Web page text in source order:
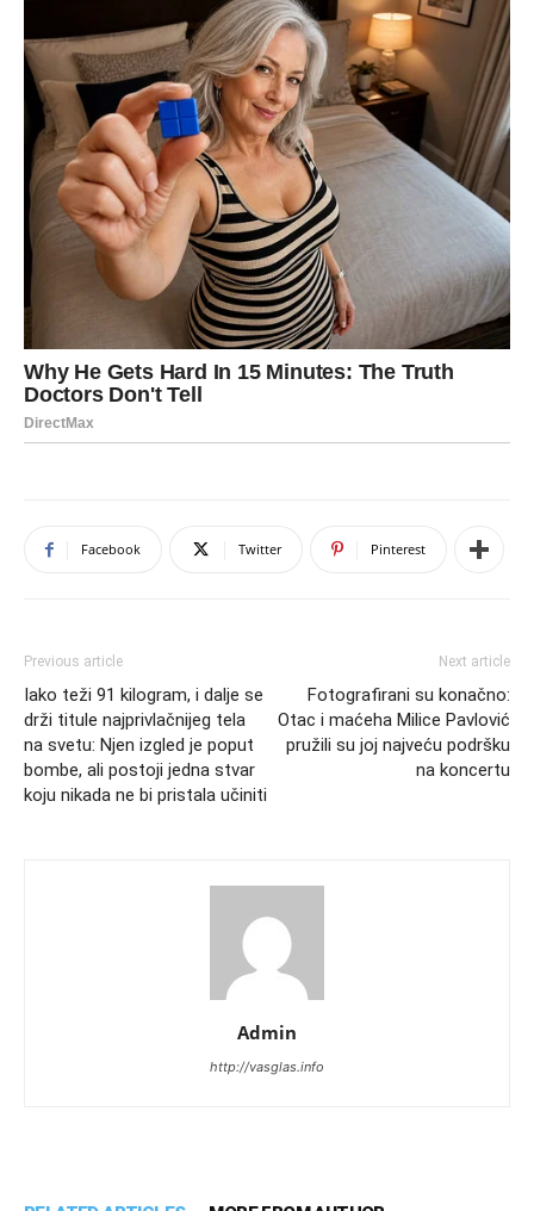
Facebook Twitter Pinterest
Previous article
Iako teži 91 kilogram, i dalje se
drži titule najprivlačnijeg tela
na svetu: Njen izgled je poput
bombe, ali postoji jedna stvar
koju nikada ne bi pristala učiniti
Next article
Fotografirani su konačno:
Otac i maćeha Milice Pavlović
pružili su joj najveću podršku
na koncertu
Admin
http://vasglas.info